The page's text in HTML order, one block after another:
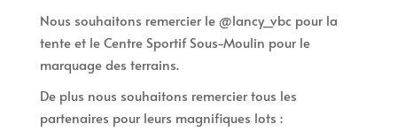
Nous souhaitons remercier le @lancy_vbc pour la
tente et le Centre Sportif Sous-Moulin pour le
marquage des terrains.
De plus nous souhaitons remercier tous les
partenaires pour leurs magnifiques lots :